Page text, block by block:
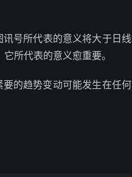
号所代表的意义将大于日线
所代表的意义愈重要。
的趋势变动可能发生在任何